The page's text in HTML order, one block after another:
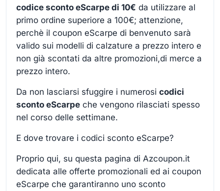
codice sconto eScarpe di 10€ da utilizzare al
primo ordine superiore a 100€; attenzione,
perchè il coupon eScarpe di benvenuto sarà
valido sui modelli di calzature a prezzo intero e
non già scontati da altre promozioni,di merce a
prezzo intero.
Da non lasciarsi sfuggire i numerosi codici
sconto eScarpe che vengono rilasciati spesso
nel corso delle settimane.
E dove trovare i codici sconto eScarpe?
Proprio qui, su questa pagina di Azcoupon.it
dedicata alle offerte promozionali ed ai coupon
eScarpe che garantiranno uno sconto